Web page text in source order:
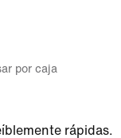
por caja
rápidas.